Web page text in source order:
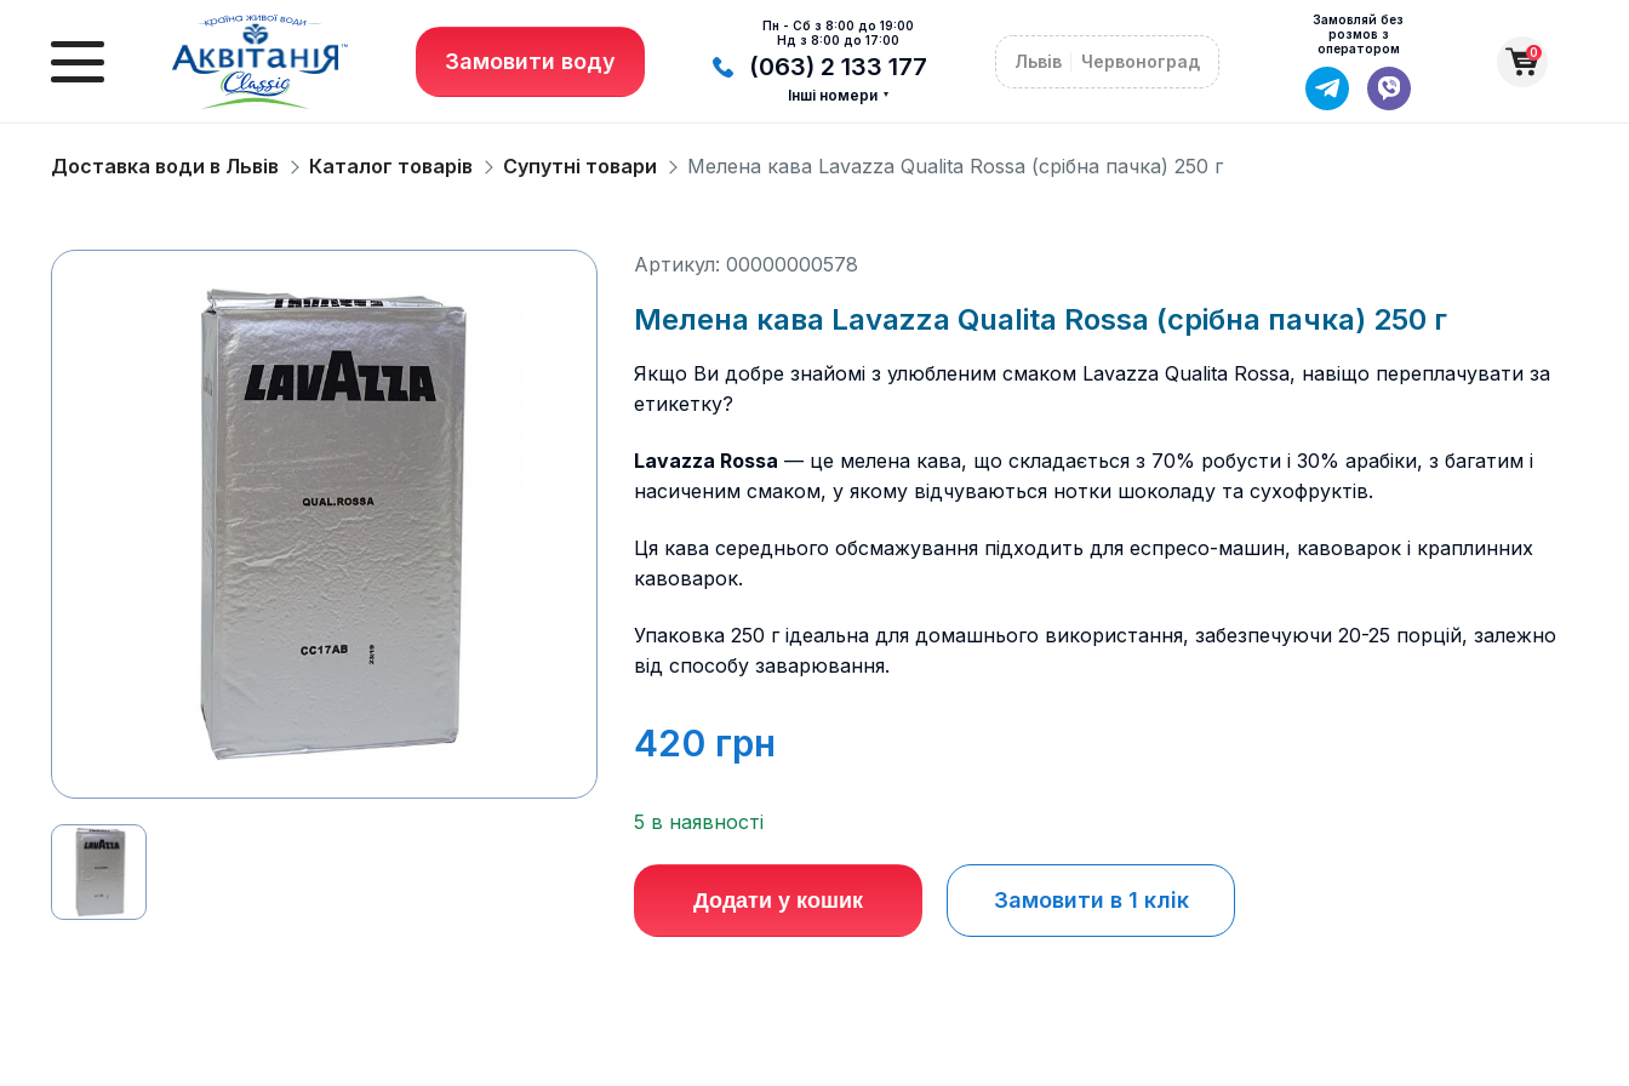
Замовити воду
Пн - Сб з 8:00 до 19:00
Нд з 8:00 до 17:00
(063) 2 133 177
Інші номери
Львів Червоноград
Замовляй без
розмов з
оператором
0
Доставка води в Львів Каталог товарів Супутні товари Мелена кава Lavazza Qualita Rossa (срібна пачка) 250 г
Артикул: 00000000578
Мелена кава Lavazza Qualita Rossa (срібна пачка) 250 г
Якщо Ви добре знайомі з улюбленим смаком Lavazza Qualita Rossa, навіщо переплачувати за
етикетку?
Lavazza Rossa — це мелена кава, що складається з 70% робусти і 30% арабіки, з багатим і
насиченим смаком, у якому відчуваються нотки шоколаду та сухофруктів.
Ця кава середнього обсмажування підходить для еспресо-машин, кавоварок і краплинних
кавоварок.
Упаковка 250 г ідеальна для домашнього використання, забезпечуючи 20-25 порцій, залежно
від способу заварювання.
420 грн
5 в наявності
Додати у кошик Замовити в 1 клік